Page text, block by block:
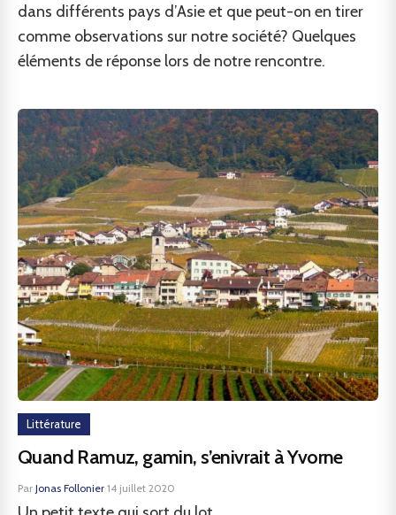
dans différents pays d’Asie et que peut-on en tirer
comme observations sur notre société? Quelques
éléments de réponse lors de notre rencontre.
Littérature
Quand Ramuz, gamin, s’enivrait à Yvorne
Par Jonas Follonier·14 juillet 2020